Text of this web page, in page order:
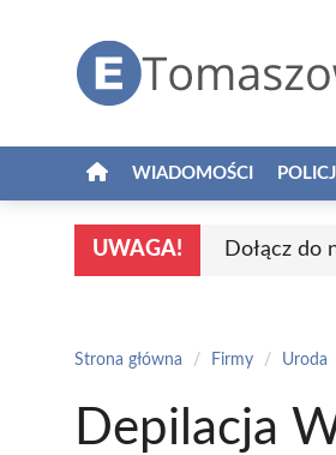
WIADOMOŚCI
UWAGA! Dołącz do
Strona główna / Firmy / Uroda
Depilacja